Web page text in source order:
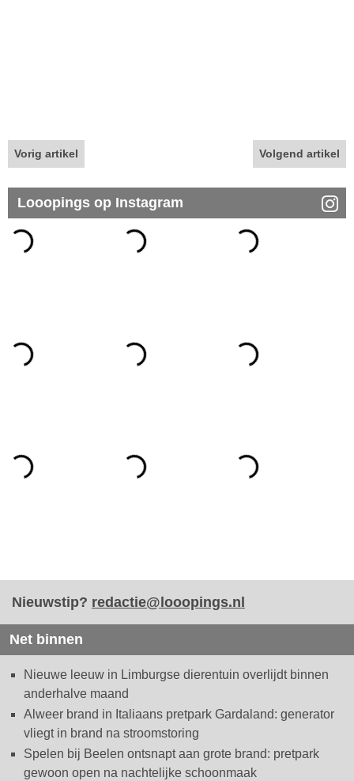
Vorig artikel Volgend artikel
Looopings op Instagram
Nieuwstip? redactie@looopings.nl
Net binnen
Nieuwe leeuw in Limburgse dierentuin overlijdt binnen
anderhalve maand
Alweer brand in Italiaans pretpark Gardaland: generator
vliegt in brand na stroomstoring
Spelen bij Beelen ontsnapt aan grote brand: pretpark
gewoon open na nachtelijke schoonmaak